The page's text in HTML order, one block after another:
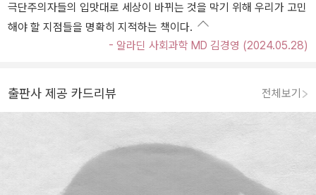
극단주의자들의 입맛대로 세상이 바뀌는 것을 막기 위해 우리가 고민
해야 할 지점들을 명확히 지적하는 책이다.
- 알라딘 사회과학 MD 김경영 (2024.05.28)
출판사 제공 카드리뷰 전체보기